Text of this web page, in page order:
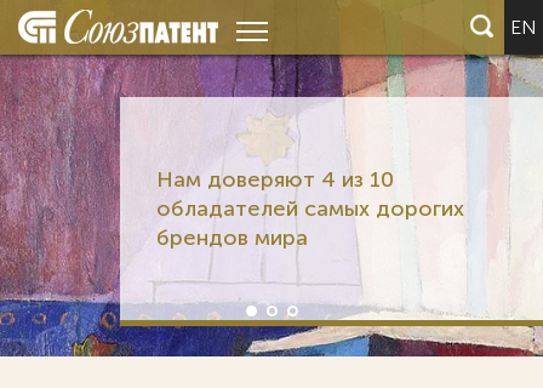
EN
Нам доверяют 4 из 10
обладателей самых дорогих
брендов мира